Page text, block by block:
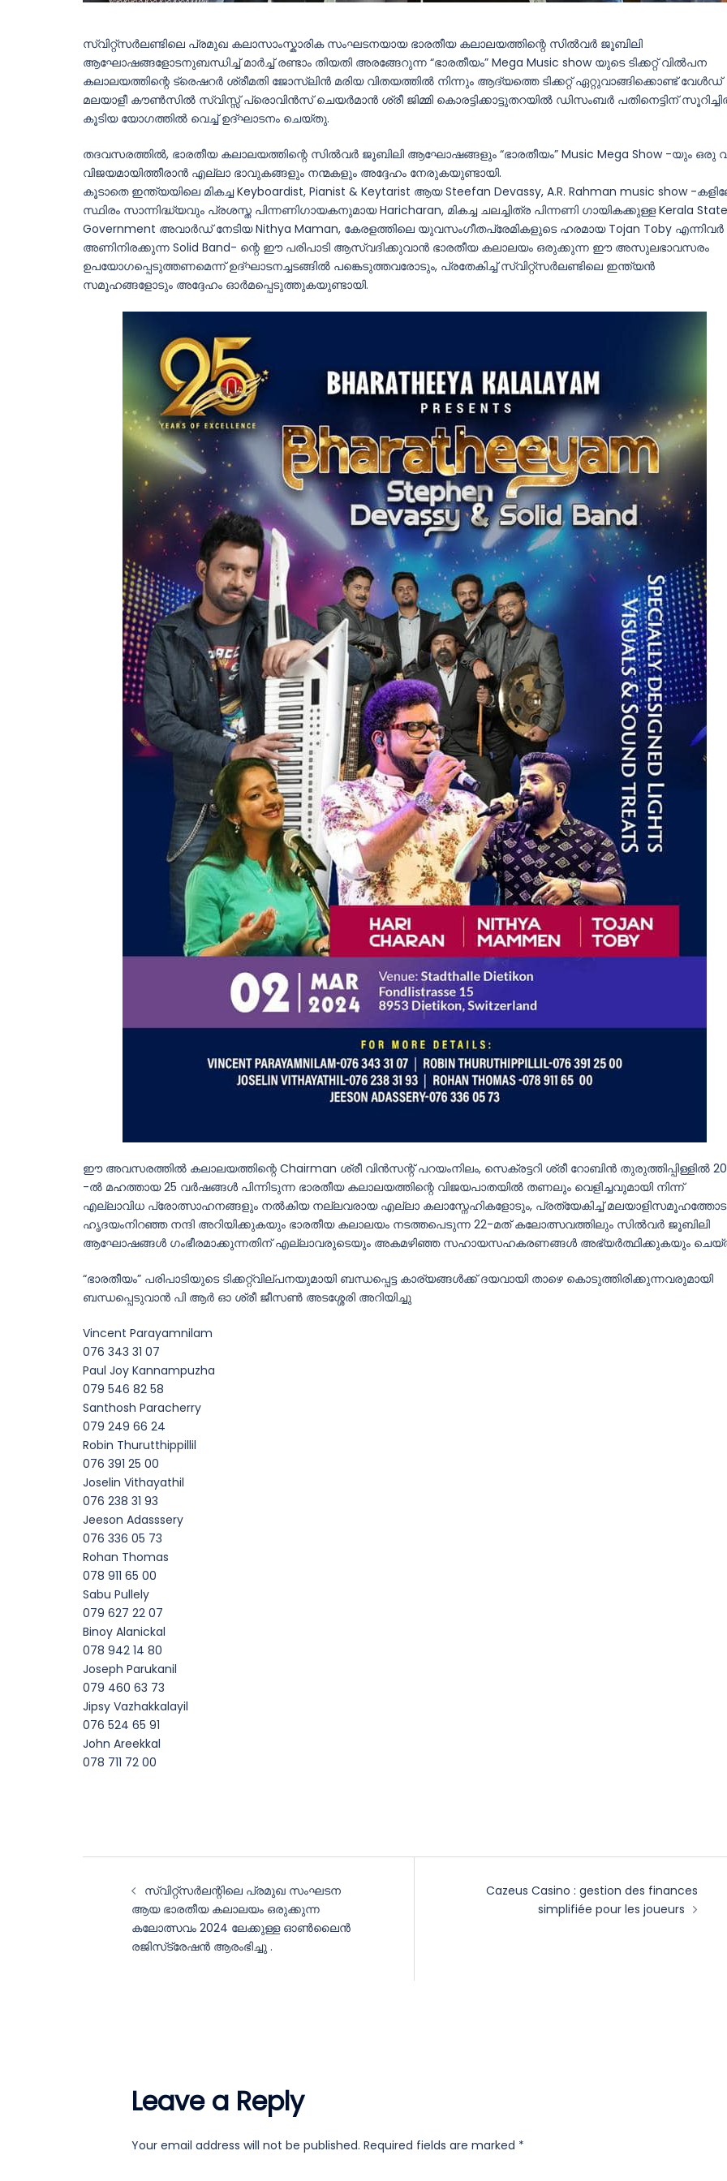
സ്വിറ്റ്‌സർലണ്ടിലെ പ്രമുഖ കലാസാംസ്കാരിക സംഘടനയായ ഭാരതീയ കലാലയത്തിന്റെ സിൽവർ ജൂബിലി
ആഘോഷങ്ങളോടനുബന്ധിച്ച് മാർച്ച് രണ്ടാം തിയതി അരങ്ങേറുന്ന “ഭാരതീയം” Mega Music show യുടെ ടിക്കറ്റ് വിൽപന
കലാലയത്തിന്റെ ട്രെഷറർ ശ്രീമതി ജോസ്‌ലിൻ മരിയ വിതയത്തിൽ നിന്നും ആദ്യത്തെ ടിക്കറ്റ് ഏറ്റുവാങ്ങിക്കൊണ്ട് വേൾഡ്
മലയാളീ കൗൺസിൽ സ്വിസ്സ് പ്രൊവിൻസ് ചെയർമാൻ ശ്രീ ജിമ്മി കൊരട്ടിക്കാട്ടുതറയിൽ ഡിസംബർ പതിനെട്ടിന്
കൂടിയ യോഗത്തിൽ വെച്ച് ഉദ്‌ഘാടനം ചെയ്‌തു.
തദവസരത്തിൽ, ഭാരതീയ കലാലയത്തിന്റെ സിൽവർ ജൂബിലി ആഘോഷങ്ങളും “ഭാരതീയം” Music Mega Show -യും ഒരു
വിജയമായിത്തീരാൻ എല്ലാ ഭാവുകങ്ങളും നന്മകളും അദ്ദേഹം നേരുകയുണ്ടായി.
കൂടാതെ ഇന്ത്യയിലെ മികച്ച Keyboardist, Pianist & Keytarist ആയ Steefan Devassy, A.R. Rahman music show -
സ്ഥിരം സാന്നിദ്ധ്യവും പ്രശസ്ത പിന്നണിഗായകനുമായ Haricharan, മികച്ച ചലച്ചിത്ര പിന്നണി ഗായികക്കുള്ള Kerala State
Government അവാർഡ് നേടിയ Nithya Maman, കേരളത്തിലെ യുവസംഗീതപ്രേമികളുടെ ഹരമായ Tojan Toby എന്നിവർ
അണിനിരക്കുന്ന Solid Band- ന്റെ ഈ പരിപാടി ആസ്വദിക്കുവാൻ ഭാരതീയ കലാലയം ഒരുക്കുന്ന ഈ അസുലഭാവസരം
ഉപയോഗപ്പെടുത്തണമെന്ന് ഉദ്‌ഘാടനച്ചടങ്ങിൽ പങ്കെടുത്തവരോടും, പ്രതേകിച്ച് സ്വിറ്റ്‌സർലണ്ടിലെ ഇന്ത്യൻ
സമൂഹങ്ങളോടും അദ്ദേഹം ഓർമപ്പെടുത്തുകയുണ്ടായി.
ഈ അവസരത്തിൽ കലാലയത്തിന്റെ Chairman ശ്രീ വിൻസന്റ് പറയംനിലം, സെക്രട്ടറി ശ്രീ റോബിൻ തുരുത്തിപ്പിള്ളിൽ
-ൽ മഹത്തായ 25 വർഷങ്ങൾ പിന്നിടുന്ന ഭാരതീയ കലാലയത്തിന്റെ വിജയപാതയിൽ തണലും വെളിച്ചവുമായി നിന്ന്
എല്ലാവിധ പ്രോത്സാഹനങ്ങളും നൽകിയ നല്ലവരായ എല്ലാ കലാസ്നേഹികളോടും, പ്രത്യേകിച്ച്
ഹൃദയംനിറഞ്ഞ നന്ദി അറിയിക്കുകയും ഭാരതീയ കലാലയം നടത്തപെടുന്ന 22-മത്‌ കലോത്സവത്തിലും സിൽവർ ജൂബിലി
ആഘോഷങ്ങൾ ഗംഭീരമാക്കുന്നതിന് എല്ലാവരുടെയും അകമഴിഞ്ഞ സഹായസഹകരണങ്ങൾ അഭ്യർത്ഥിക്കുകയും
“ഭാരതീയം” പരിപാടിയുടെ ടിക്കറ്റ്‌വില്പനയുമായി ബന്ധപ്പെട്ട കാര്യങ്ങൾക്ക് ദയവായി താഴെ കൊടുത്തിരിക്കുന്നവരുമായി
ബന്ധപ്പെടുവാൻ പി ആർ ഓ ശ്രീ ജീസൺ അടശ്ശേരി അറിയിച്ചു
Vincent Parayamnilam
076 343 31 07
Paul Joy Kannampuzha
079 546 82 58
Santhosh Paracherry
079 249 66 24
Robin Thurutthippillil
076 391 25 00
Joselin Vithayathil
076 238 31 93
Jeeson Adasssery
076 336 05 73
Rohan Thomas
078 911 65 00
Sabu Pullely
079 627 22 07
Binoy Alanickal
078 942 14 80
Joseph Parukanil
079 460 63 73
Jipsy Vazhakkalayil
076 524 65 91
John Areekkal
078 711 72 00
Post
navigation
സ്വിറ്റ്‌സർലന്റിലെ പ്രമുഖ സംഘടന
ആയ ഭാരതീയ കലാലയം ഒരുക്കുന്ന
കലോത്സവം 2024 ലേക്കുള്ള ഓൺലൈൻ
രജിസ്‌ട്രേഷൻ ആരംഭിച്ചു .
Cazeus Casino : gestion des finances
simplifiée pour les joueurs
Leave a Reply
Your email address will not be published. Required fields are marked *